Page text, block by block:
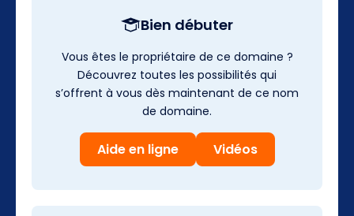
Bien débuter
Vous êtes le propriétaire de ce domaine ?
Découvrez toutes les possibilités qui
s’offrent à vous dès maintenant de ce nom
de domaine.
Aide en ligne Vidéos